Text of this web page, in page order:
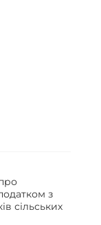
з
сільських